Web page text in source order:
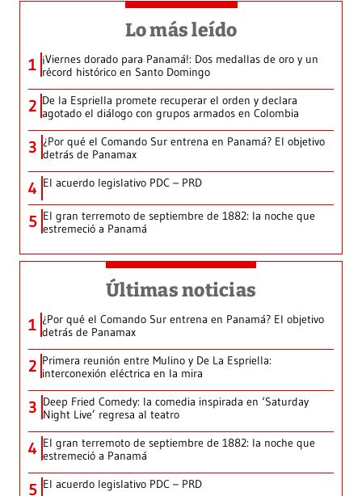
Lo más leído
1 ¡Viernes dorado para Panamá!: Dos medallas de oro y un
récord histórico en Santo Domingo
2 De la Espriella promete recuperar el orden y declara
agotado el diálogo con grupos armados en Colombia
3 ¿Por qué el Comando Sur entrena en Panamá? El objetivo
detrás de Panamax
4 El acuerdo legislativo PDC – PRD
5 El gran terremoto de septiembre de 1882: la noche que
estremeció a Panamá
Últimas noticias
1 ¿Por qué el Comando Sur entrena en Panamá? El objetivo
detrás de Panamax
2 Primera reunión entre Mulino y De La Espriella:
interconexión eléctrica en la mira
3 Deep Fried Comedy: la comedia inspirada en ‘Saturday
Night Live’ regresa al teatro
4 El gran terremoto de septiembre de 1882: la noche que
estremeció a Panamá
5 El acuerdo legislativo PDC – PRD